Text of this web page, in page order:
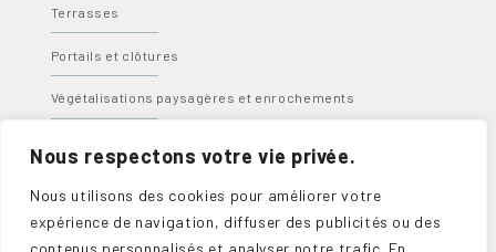
Nous respectons votre vie privée.
Nous utilisons des cookies pour améliorer votre
expérience de navigation, diffuser des publicités ou des
contenus personnalisés et analyser notre trafic. En
Terrasses
Portails et clôtures
Végétalisations paysagères et enrochements